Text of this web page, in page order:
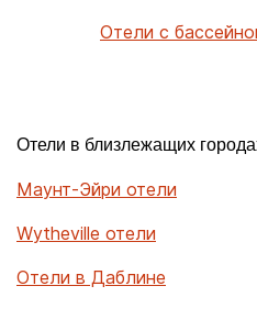
Отели с
Отели в близлежащих
Маунт-Эйри отели
Wytheville отели
Отели в Даблине